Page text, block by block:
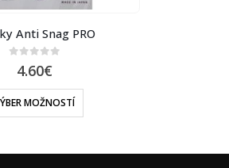
Anti Snag PRO
out of 5
4.60€
MOŽNOSTÍ